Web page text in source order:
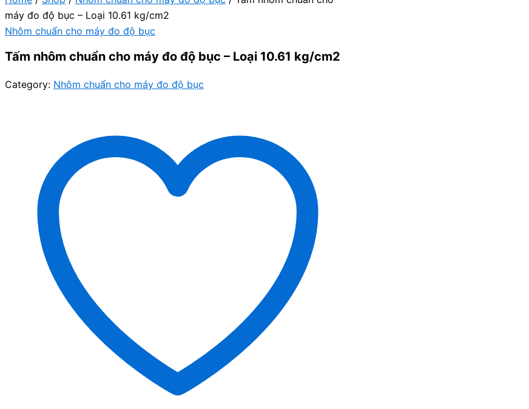
máy đo độ bục – Loại 10.61 kg/cm2
Nhôm chuẩn cho máy đo độ bục
Tấm nhôm chuẩn cho máy đo độ bục – Loại 10.61 kg/cm2
Category: Nhôm chuẩn cho máy đo độ bục